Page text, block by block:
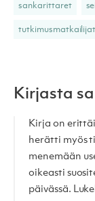
sankarittaret
tutkimusmatkailijat
Kirjasta
Kirja on
herätti myös
menemään
oikeasti
päivässä.